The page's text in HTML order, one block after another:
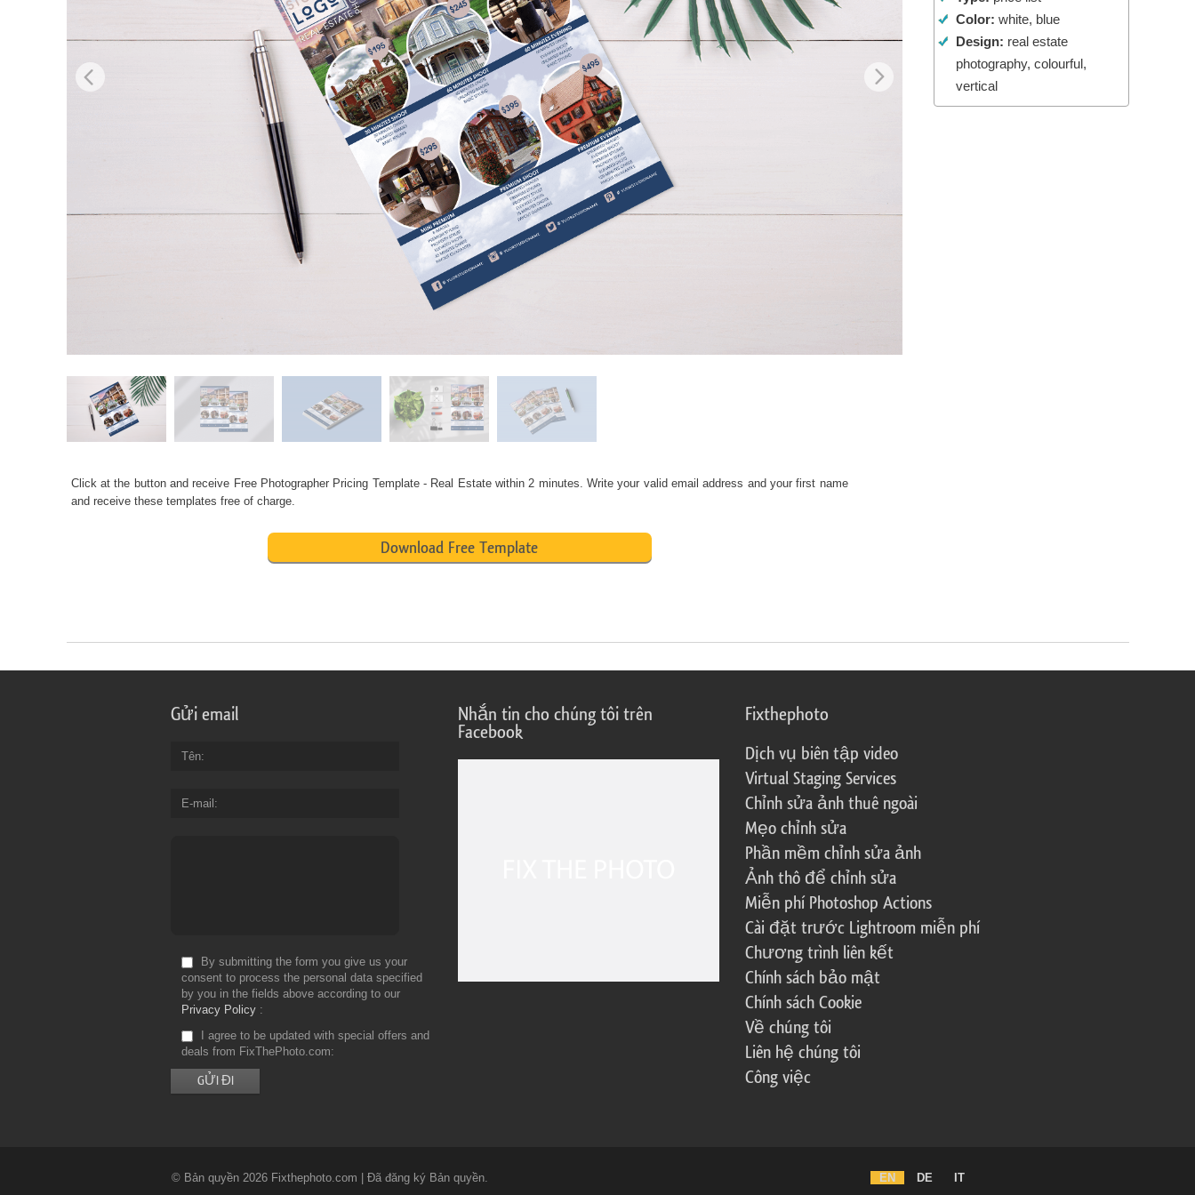
Dịch vụ chỉnh sửa sản phẩm Dịch vụ sửa lại đồ trang sức Dữ liệu Đào tạo AI Video Editing ServicesColor: white, blue
Design: real estate
photography, colourful,
vertical
Click at the button and receive Free Photographer Pricing Template - Real Estatewithin 2 minutes. Write your valid email address and your first name
and receive these templates free of charge.
Download Free Template
Gửi email
Tên
E-mail
By submitting the form you give us your
consent to process the personal data specified
by you in the fields above according to our
Privacy Policy
I agree to be updated with special offers and
deals from FixThePhoto.com
Nhắn tin cho chúng tôi trên
Facebook
Fixthephoto
Dịch vụ biên tập video
Virtual Staging Services
Chỉnh sửa ảnh thuê ngoài
Mẹo chỉnh sửa
Phần mềm chỉnh sửa ảnh
Ảnh thô để chỉnh sửa
Miễn phí Photoshop Actions
Cài đặt trước Lightroom miễn phí
Chương trình liên kết
Chính sách bảo mật
Chính sách Cookie
Về chúng tôi
Liên hệ chúng tôi
Công việc
© Bản quyền 2026 Fixthephoto.com | Đã đăng ký Bản quyền. EN DE IT